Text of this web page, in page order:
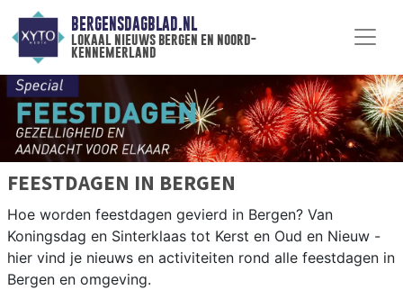
BERGENSDAGBLAD.NL
lokaal nieuws bergen en noord-
kennemerland
FEESTDAGEN IN BERGEN
Hoe worden feestdagen gevierd in Bergen? Van
Koningsdag en Sinterklaas tot Kerst en Oud en Nieuw -
hier vind je nieuws en activiteiten rond alle feestdagen in
Bergen en omgeving.